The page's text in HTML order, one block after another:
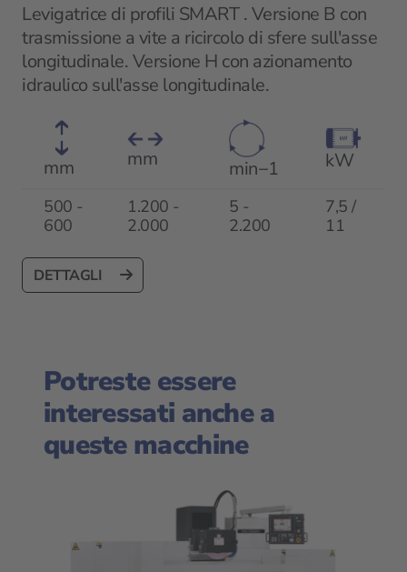
Levigatrice di profili SMART . Versione B con
trasmissione a vite a ricircolo di sfere sull'asse
longitudinale. Versione H con azionamento
idraulico sull'asse longitudinale.
mm mm min−1 kW
500 -
600
1.200 -
2.000
5 -
2.200
7,5 /
11
DETTAGLI
Potreste essere
interessati anche a
queste macchine